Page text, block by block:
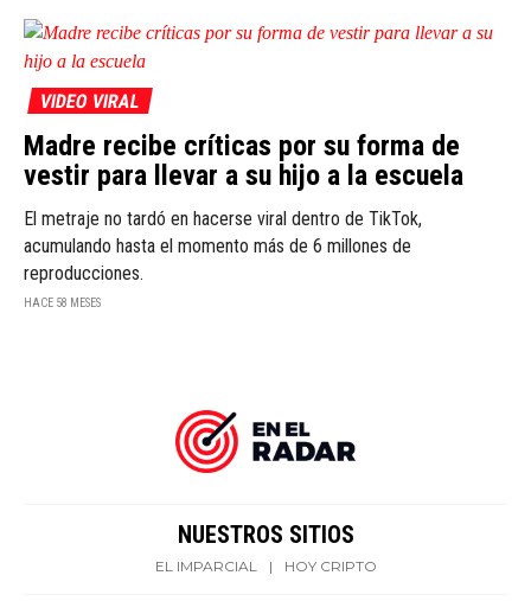
VIDEO VIRAL
Madre recibe críticas por su forma de
vestir para llevar a su hijo a la escuela
El metraje no tardó en hacerse viral dentro de TikTok,
acumulando hasta el momento más de 6 millones de
reproducciones.
HACE 58 MESES
NUESTROS SITIOS
EL IMPARCIAL | HOY CRIPTO